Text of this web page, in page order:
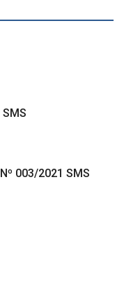
SMS
003/2021 SMS